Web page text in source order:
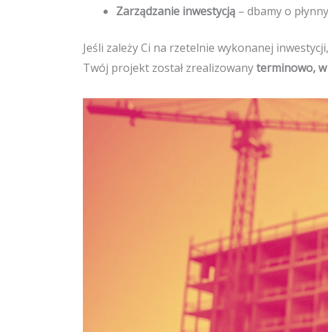
Zarządzanie inwestycją – dbamy o
Jeśli zależy Ci na rzetelnie wykonanej
Twój projekt został zrealizowanyterminowo,